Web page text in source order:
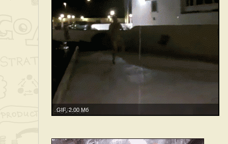
GIF, 2.00 Мб